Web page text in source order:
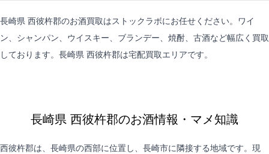
長崎県 西彼杵郡のお酒買取はストックラボにお任せください。ワイ
ン、シャンパン、ウイスキー、ブランデー、焼酎、古酒など幅広く買取
しております。長崎県 西彼杵郡は宅配買取エリアです。
長崎県 西彼杵郡のお酒情報・マメ知識
西彼杵郡は、長崎県の西部に位置し、長崎市に隣接する地域です。現